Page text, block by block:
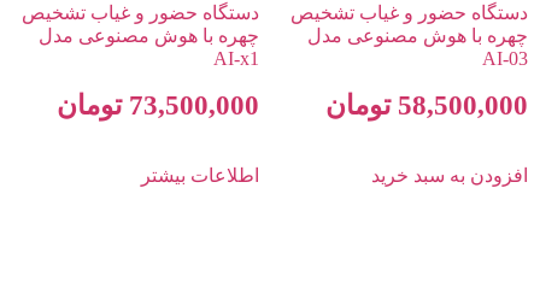
دستگاه حضور و غیاب تشخیص
چهره با هوش مصنوعی مدل
AI-03
58,500,000 تومان
افزودن به سبد خرید
دستگاه حضور و غیاب تشخیص
چهره با هوش مصنوعی مدل
AI-x1
73,500,000 تومان
اطلاعات بیشتر